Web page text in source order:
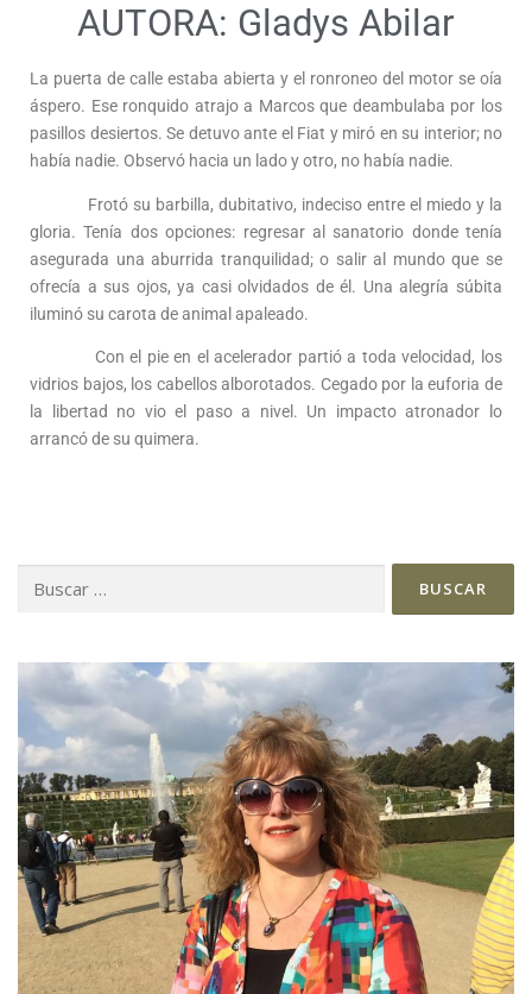
AUTORA: Gladys Abilar
La puerta de calle estaba abierta y el ronroneo del motor se oía
áspero. Ese ronquido atrajo a Marcos que deambulaba por los
pasillos desiertos. Se detuvo ante el Fiat y miró en su interior; no
había nadie. Observó hacia un lado y otro, no había nadie.
Frotó su barbilla, dubitativo, indeciso entre el miedo y la
gloria. Tenía dos opciones: regresar al sanatorio donde tenía
asegurada una aburrida tranquilidad; o salir al mundo que se
ofrecía a sus ojos, ya casi olvidados de él. Una alegría súbita
iluminó su carota de animal apaleado.
Con el pie en el acelerador partió a toda velocidad, los
vidrios bajos, los cabellos alborotados. Cegado por la euforia de
la libertad no vio el paso a nivel. Un impacto atronador lo
arrancó de su quimera.